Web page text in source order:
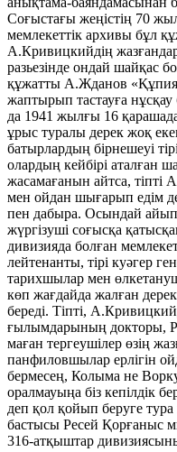
Соғыстағы жеңістің 70
мемлекеттік архивы бұл
А.Кривицкийдің
разьезінде ондай шайқас
құжатты А.Жданов
жаптырып тастауға
да 1941 жылғы 16
ұрыс туралы дерек жоқ
батырлардың бірнешеуі
олардың кейбірі аталған
жасамағанын айтса, тіпті
мен ойдан шығарып едім
пен дабыра. Осындай
жүргізуші соғысқа
дивизияда болған
лейтенанты, тірі куәгер
тарихшылар мен
көп жағдайда жалған
береді. Тіпті,
ғылымдарының докторы,
маған тергеушілер өзің
панфиловшылар ерлігін
бермесең, Колыма не
оралмауыңа біз кепілдік
деп қол қойып беруге тура
бастысы Ресей Қорғаныс
316-атқыштар